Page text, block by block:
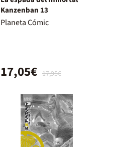
Kanzenban 13
Planeta Cómic
17,95€
17,05€